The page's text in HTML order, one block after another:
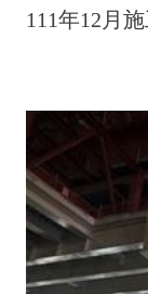
111年12月